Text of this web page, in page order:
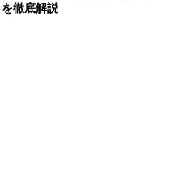
を徹底解説